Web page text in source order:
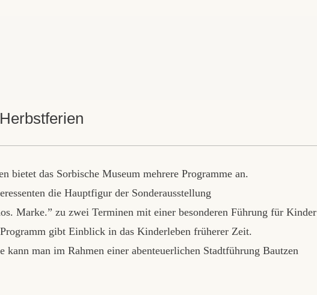
bietet das Sorbische Museum mehrere Programme an.
die Hauptfigur der Sonderausstellung
Marke.” zu zwei Terminen mit einer besonderen Führung für Kinder
gibt Einblick in das Kinderleben früherer Zeit.
kann man im Rahmen einer abenteuerlichen Stadtführung Bautzen